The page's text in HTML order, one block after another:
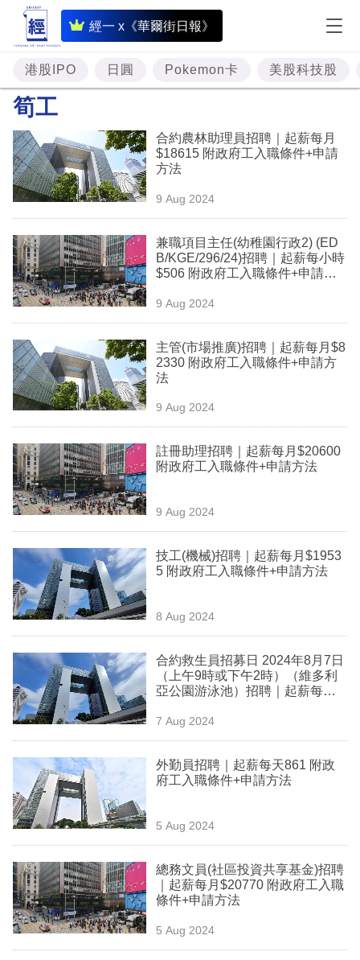
經一 x《華爾街日報》
即
時
財
經
題
投
資
樓
市
理
商
業
科
技
職
場
生
時
事
欄
訂
閱
區
港股IPO 日圓 Pokemon卡 美股科技股
筍工
合約農林助理員招聘｜起薪每月
$18615 附政府工入職條件+申請
方法
9 Aug 2024
兼職項目主任(幼稚園行政2) (ED
B/KGE/296/24)招聘｜起薪每小時
$506 附政府工入職條件+申請方
9 Aug 2024
主管(市場推廣)招聘｜起薪每月$8
2330 附政府工入職條件+申請方
法
9 Aug 2024
註冊助理招聘｜起薪每月$20600
附政府工入職條件+申請方法
9 Aug 2024
技工(機械)招聘｜起薪每月$1953
5 附政府工入職條件+申請方法
8 Aug 2024
合約救生員招募日 2024年8月7日
（上午9時或下午2時）（維多利
亞公園游泳池）招聘｜起薪每月
方法
7 Aug 2024
外勤員招聘｜起薪每天861 附政
府工入職條件+申請方法
5 Aug 2024
總務文員(社區投資共享基金)招聘
｜起薪每月$20770 附政府工入職
條件+申請方法
5 Aug 2024